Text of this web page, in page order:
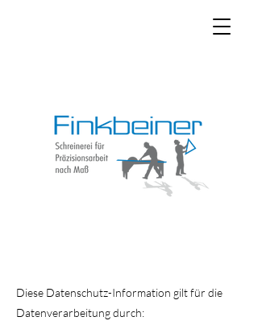
Diese Datenschutz-Information gilt für die
Datenverarbeitung durch: